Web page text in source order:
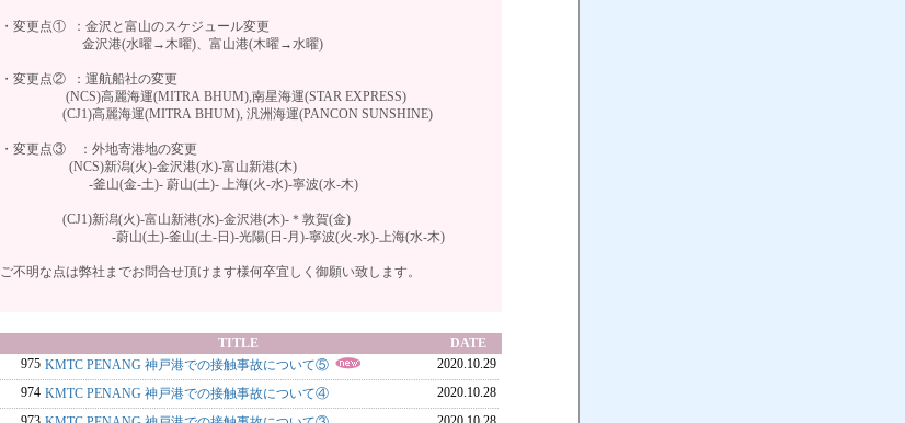
・変更点① ：金沢と富山のスケジュール変更
金沢港(水曜→木曜)、富山港(木曜→水曜)
・変更点② ：運航船社の変更
(NCS)高麗海運(MITRA BHUM),南星海運(STAR EXPRESS)
(CJ1)高麗海運(MITRA BHUM), 汎洲海運(PANCON SUNSHINE)
・変更点③ ：外地寄港地の変更
(NCS)新潟(火)-金沢港(水)-富山新港(木)
-釜山(金-土)- 蔚山(土)- 上海(火-水)-寧波(水-木)
(CJ1)新潟(火)-富山新港(水)-金沢港(木)-＊敦賀(金)
-蔚山(土)-釜山(土-日)-光陽(日-月)-寧波(火-水)-上海(水-木)
ご不明な点は弊社までお問合せ頂けます様何卒宜しく御願い致します。
TITLE
DATE
975 KMTC PENANG 神戸港での接触事故について⑤
2020.10.29
974 KMTC PENANG 神戸港での接触事故について④
2020.10.28